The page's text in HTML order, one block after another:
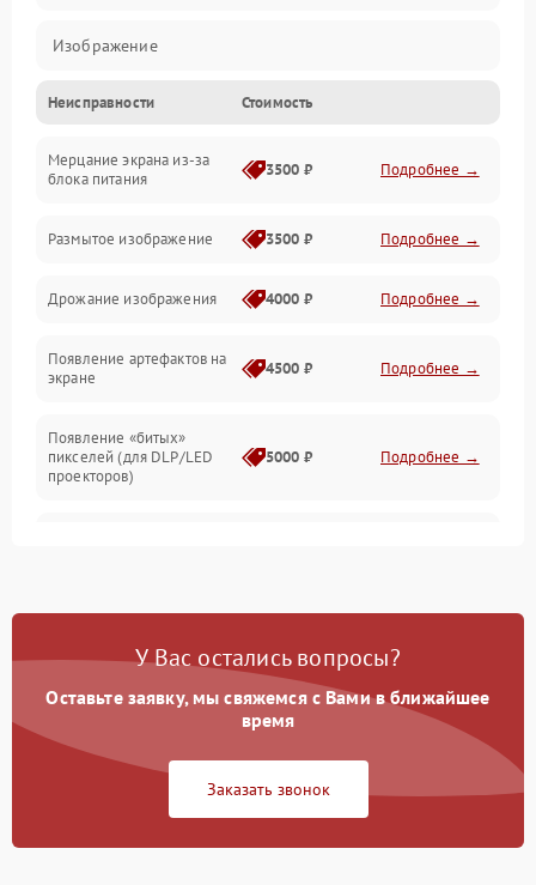
Изображение
Лампа подсветки
Неисправность управления и интерфейсов
Неисправности Стоимость
Мерцание экрана из-за
блока питания
3500 ₽ Подробнее →
Размытое изображение 3500 ₽ Подробнее →
Дрожание изображения 4000 ₽ Подробнее →
Появление артефактов на
экране
4500 ₽ Подробнее →
Появление «битых»
пикселей (для DLP/LED
проекторов)
5000 ₽ Подробнее →
Нестабильная яркость или
Неравномерная подсветка
4500 ₽ Подробнее →
автоматическая коррекция
трапеции (Keystone)
3000 ₽ Подробнее →
У Вас остались вопросы?
Оставьте заявку, мы свяжемся с Вами в ближайшее
время
Заказать звонок